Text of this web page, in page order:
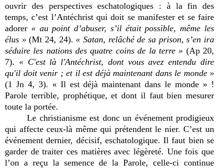
ouvrir des perspectives eschatologiques : à la fin des
temps, c’est l’Antéchrist qui doit se manifester et se faire
adorer « au point d’abuser, s’il était possible, même les
élus » (Mt 24, 24). « Satan, relâché de sa prison, s’en ira
séduire les nations des quatre coins de la terre » (Ap 20,
7). « C'est là l'Antéchrist, dont vous avez entendu dire
qu'il doit venir ; et il est déjà maintenant dans le monde »
(1 Jn 4, 3). « Il est déjà maintenant dans le monde » !
Parole terrible, prophétique, et dont il faut bien mesurer
toute la portée.
Le christianisme est donc un événement prodigieux
qui affecte ceux-là même qui prétendent le nier. C’est un
événement dernier, décisif, eschatologique. Il faut bien se
garder de traiter ces matières avec légèreté. Une fois que
l’on a reçu la semence de la Parole, celle-ci continue